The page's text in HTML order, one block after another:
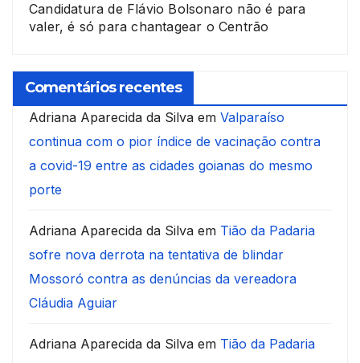
Candidatura de Flávio Bolsonaro não é para
valer, é só para chantagear o Centrão
Comentários recentes
Adriana Aparecida da Silva em Valparaíso
continua com o pior índice de vacinação contra
a covid-19 entre as cidades goianas do mesmo
porte
Adriana Aparecida da Silva em Tião da Padaria
sofre nova derrota na tentativa de blindar
Mossoró contra as denúncias da vereadora
Cláudia Aguiar
Adriana Aparecida da Silva em Tião da Padaria